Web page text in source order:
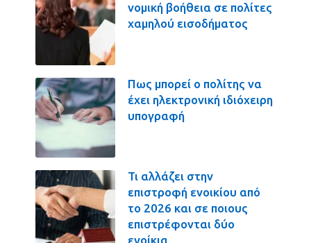
νομική βοήθεια σε πολίτες
χαμηλού εισοδήματος
Πως μπορεί ο πολίτης να
έχει ηλεκτρονική ιδιόχειρη
υπογραφή
Τι αλλάζει στην
επιστροφή ενοικίου από
το 2026 και σε ποιους
επιστρέφονται δύο
ενοίκια